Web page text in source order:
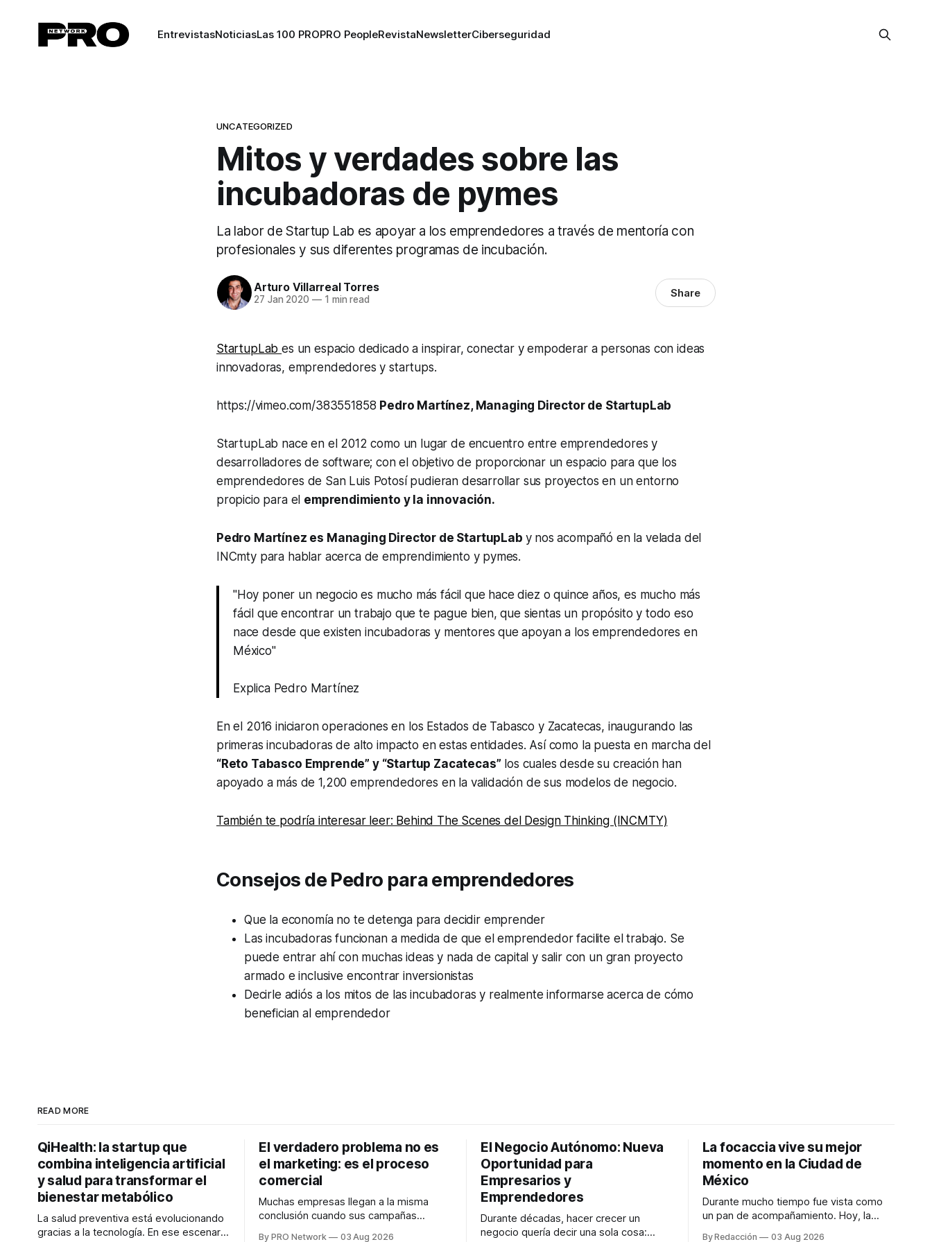
EntrevistasNoticiasLas 100 PROPRO PeopleRevistaNewsletterCiberseguridad
UNCATEGORIZED
Mitos y verdades sobre las
incubadoras de pymes
La labor de Startup Lab es apoyar a los emprendedores a través de mentoría con
profesionales y sus diferentes programas de incubación.
Arturo Villarreal Torres
27 Jan 2020 —1 min read Share
StartupLabes un espacio dedicado a inspirar, conectar y empoderar a personas con ideas
innovadoras, emprendedores y startups.
https://vimeo.com/383551858 Pedro Martínez, Managing Director de StartupLab
StartupLab nace en el 2012 como un lugar de encuentro entre emprendedores y
desarrolladores de software; con el objetivo de proporcionar un espacio para que los
emprendedores de San Luis Potosí pudieran desarrollar sus proyectos en un entorno
propicio para el emprendimiento y la innovación.
Pedro Martínez es Managing Director de StartupLab y nos acompañó en la velada del
INCmty para hablar acerca de emprendimiento y pymes.
"Hoy poner un negocio es mucho más fácil que hace diez o quince años, es mucho más
fácil que encontrar un trabajo que te pague bien, que sientas un propósito y todo eso
nace desde que existen incubadoras y mentores que apoyan a los emprendedores en
México"
Explica Pedro Martínez
En el 2016 iniciaron operaciones en los Estados de Tabasco y Zacatecas, inaugurando las
primeras incubadoras de alto impacto en estas entidades. Así como la puesta en marcha del
“Reto Tabasco Emprende” y “Startup Zacatecas” los cuales desde su creación han
apoyado a más de 1,200 emprendedores en la validación de sus modelos de negocio.
También te podría interesar leer: Behind The Scenes del Design Thinking (INCMTY)
Consejos de Pedro para emprendedores
Que la economía no te detenga para decidir emprender
Las incubadoras funcionan a medida de que el emprendedor facilite el trabajo. Se
puede entrar ahí con muchas ideas y nada de capital y salir con un gran proyecto
armado e inclusive encontrar inversionistas
Decirle adiós a los mitos de las incubadoras y realmente informarse acerca de cómo
benefician al emprendedor
READ MORE
QiHealth: la startup que
combina inteligencia artificial
y salud para transformar el
bienestar metabólico
La salud preventiva está evolucionando
gracias a la tecnología. En ese escenario
El verdadero problema no es
el marketing: es el proceso
comercial
Muchas empresas llegan a la misma
conclusión cuando sus campañas
By PRO Network 03 Aug 2026
El Negocio Autónomo: Nueva
Oportunidad para
Empresarios y
Emprendedores
Durante décadas, hacer crecer un
negocio quería decir una sola cosa:
La focaccia vive su mejor
momento en la Ciudad de
México
Durante mucho tiempo fue vista como
un pan de acompañamiento. Hoy, la
By Redacción 03 Aug 2026